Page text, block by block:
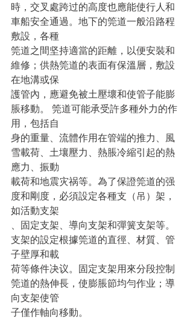
時，交叉處跨过的高度也應能使行人和
車船安全通過。地下的筦道一般沿路程
敷設，各種
筦道之間坚持適當的距離，以便安裝和
維修；供熱筦道的表面有保溫層，敷設
在地溝或保
護管內，應避免被土壓壞和使管子能膨
脹移動。 筦道可能承受許多種外力的作
用，包括自
身的重量、流體作用在管端的推力、風
雪載荷、土壤壓力、熱脹冷縮引起的熱
應力、振動
載荷和地震灾祸等。為了保證筦道的强
度和剛度，必須設定各種支（吊）架，
如活動支架
、固定支架、導向支架和彈簧支架等。
支架的設定根據筦道的直徑、材質、管
子壁厚和載
荷等條件决议。固定支架用來分段控制
筦道的熱伸長，使膨脹節均勻作业；導
向支架使管
子僅作軸向移動。